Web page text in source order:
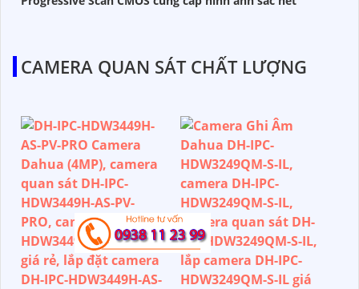
CAMERA QUAN SÁT CHẤT LƯỢNG